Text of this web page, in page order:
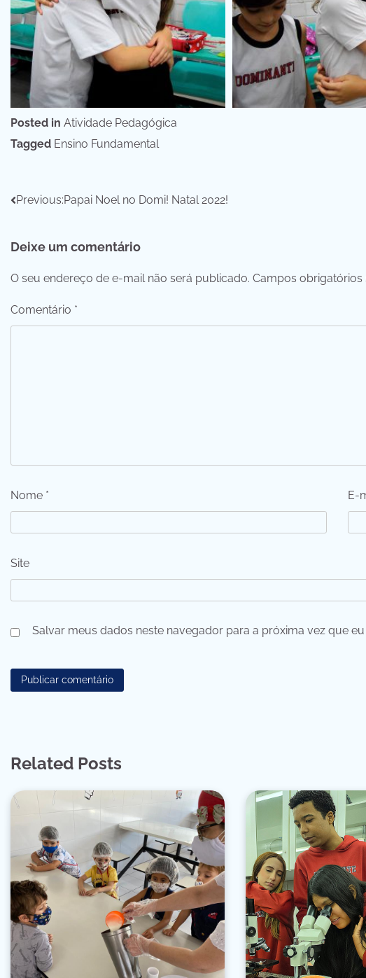
Posted in Atividade Pedagógica
Tagged Ensino Fundamental
Navegação
Post
Previous:Papai Noel no Domi! Natal 2022!
Deixe um comentário
O seu endereço de e-mail não será publicado. Campos
Comentário *
Nome * E-
Site
Salvar meus dados neste navegador para a próxima vez que
Related Posts